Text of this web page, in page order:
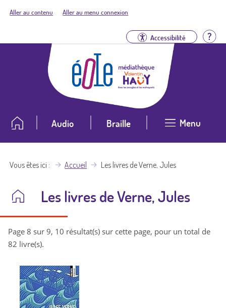
Aller au contenu Aller au menu connexion
Accessibilité
Audio Braille Menu
Vous êtes ici Accueil Les livres de Verne, Jules
Les livres de Verne, Jules
Page 8 sur 9, 10 résultat(s) sur cette page, pour un total de
82 livre(s).